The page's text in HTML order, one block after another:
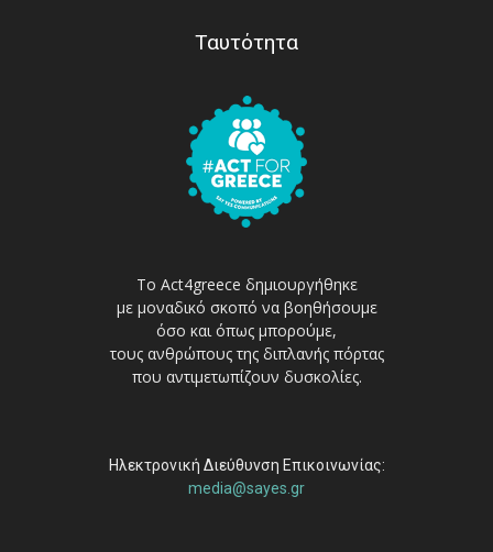
Ταυτότητα
Το Act4greece δημιουργήθηκε
με μοναδικό σκοπό να βοηθήσουμε
όσο και όπως μπορούμε,
τους ανθρώπους της διπλανής πόρτας
που αντιμετωπίζουν δυσκολίες.
Ηλεκτρονική Διεύθυνση Επικοινωνίας:
media@sayes.gr